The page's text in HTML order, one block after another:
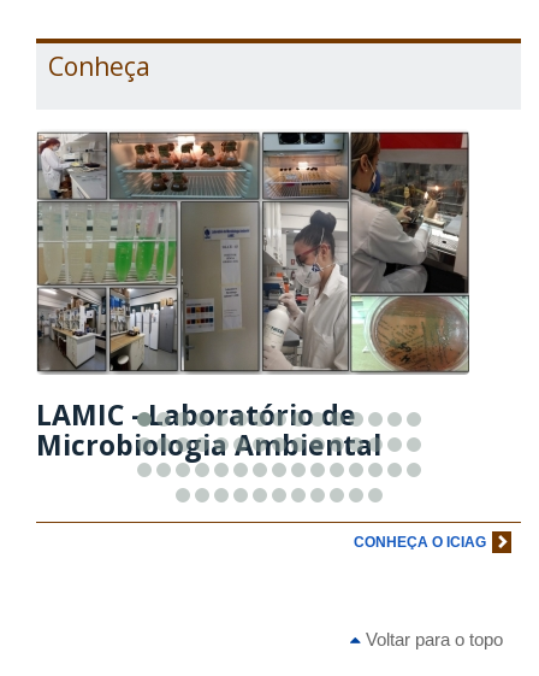
Conheça
LAMIC - Laboratório de
Microbiologia Ambiental
CONHEÇA O ICIAG
Voltar para o topo